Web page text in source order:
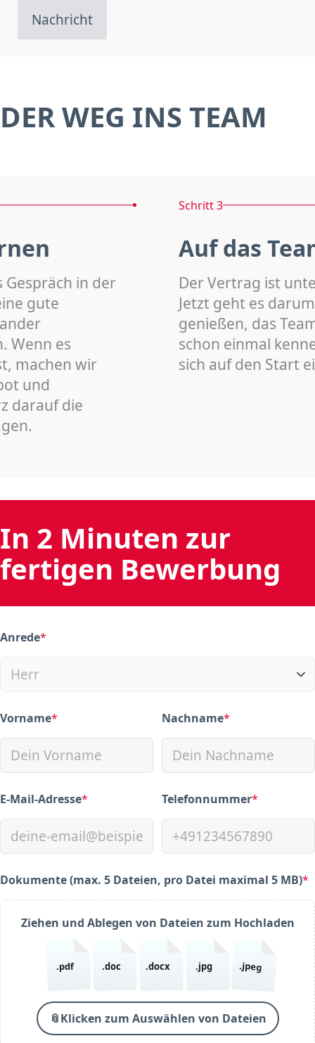
Nachricht
DER WEG INS TEAM
Gespräch in der
gute
Wenn es
machen wir
und
darauf die
Schritt 3
Auf das
Der Vertrag ist
Jetzt geht es
genießen, das
schon einmal
sich auf den Start
In 2 Minuten zur
fertigen Bewerbung
Anrede*
(required)
Vorname*
(required) Nachname*
(required)
E-Mail-Adresse*
(required) Telefonnummer*
(required)
Dokumente (max. 5 Dateien, pro Datei maximal 5 MB)*
(required)
Ziehen und Ablegen von Dateien zum Hochladen
.pdf .doc .docx .jpg .jpeg
📎Klicken zum Auswählen von Dateien